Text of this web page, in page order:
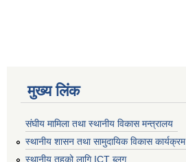
मुख्य लिंक
संघीय मामिला तथा स्थानीय विकास मन्त्रालय
स्थानीय शासन तथा सामुदायिक विकास कार्यक्रम
स्थानीय तहको लागि ICT ब्लग